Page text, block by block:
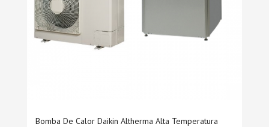
Bomba De Calor Daikin Altherma Alta Temperatura